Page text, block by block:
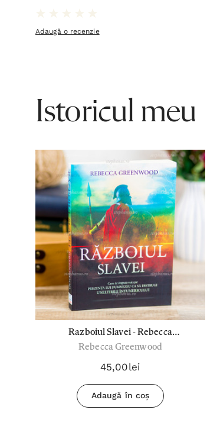
Adaugă o recenzie
Istoricul meu
Razboiul Slavei - Rebecca
Greenwood
Rebecca Greenwood
45,00lei
Adaugă în coș